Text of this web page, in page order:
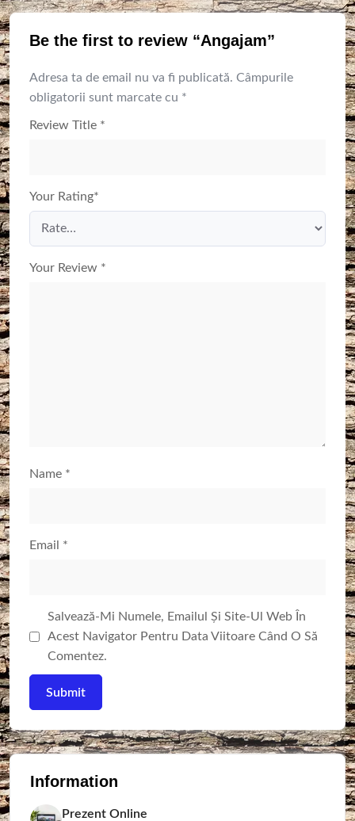
Be the first to review “Angajam”
Adresa ta de email nu va fi publicată. Câmpurile
obligatorii sunt marcate cu *
Review Title *
Your Rating*
Your Review *
Name *
Email *
Salvează-Mi Numele, Emailul Și Site-Ul Web În
Acest Navigator Pentru Data Viitoare Când O Să
Comentez.
Information
Prezent Online